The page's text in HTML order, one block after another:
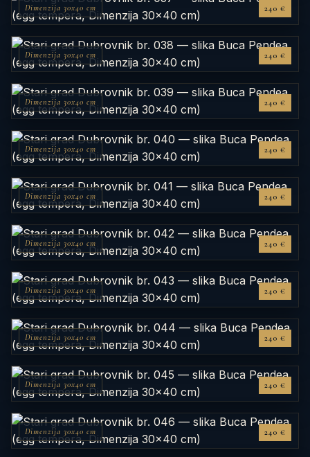
Dimenzija 30x40 cm 240 €
Dimenzija 30x40 cm 240 €
Dimenzija 30x40 cm 240 €
Dimenzija 30x40 cm 240 €
Dimenzija 30x40 cm 240 €
Dimenzija 30x40 cm 240 €
Dimenzija 30x40 cm 240 €
Dimenzija 30x40 cm 240 €
Dimenzija 30x40 cm 240 €
Dimenzija 30x40 cm 240 €